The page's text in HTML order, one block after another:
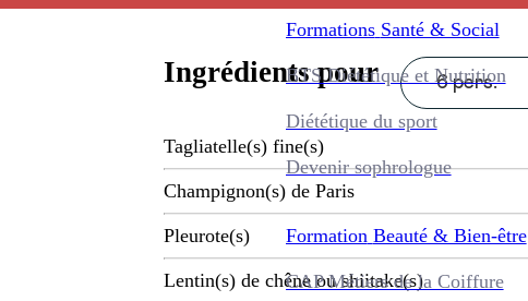
Formations Santé & Social
BTS Diététique et Nutrition
Diététique du sport
Devenir sophrologue
Formation Beauté & Bien-être
CAP Métiers de la Coiffure
Ingrédients pour 6 pers.
Tagliatelle(s) fine(s)
Champignon(s) de Paris
Pleurote(s)
Lentin(s) de chêne ou shiitake(s)